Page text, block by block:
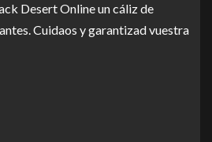
Desert Online un cáliz de
Cuidaos y garantizad vuestra